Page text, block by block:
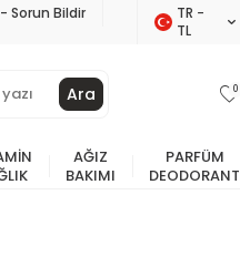
Sorun Bildir
TR −
TL
Ara 0
AĞIZ
BAKIMI
PARFÜM
DEODORANT